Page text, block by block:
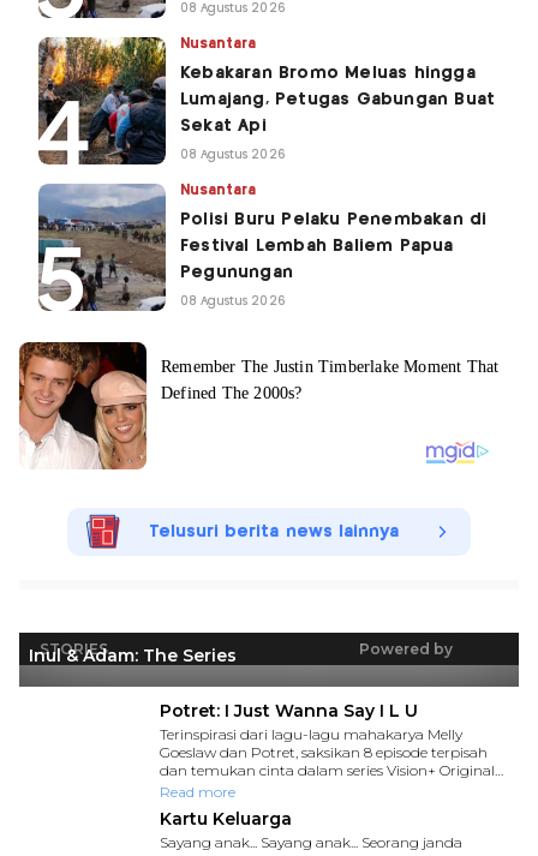
08 Agustus 2026
Nusantara
Kebakaran Bromo Meluas hingga
Lumajang, Petugas Gabungan Buat
Sekat Api
08 Agustus 2026
Nusantara
Polisi Buru Pelaku Penembakan di
Festival Lembah Baliem Papua
Pegunungan
08 Agustus 2026
Telusuri berita news lainnya